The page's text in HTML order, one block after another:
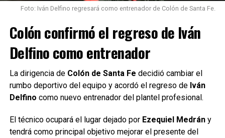
Foto: Iván Delfino regresará como entrenador de Colón de Santa Fe.
Colón confirmó el regreso de Iván
Delfino como entrenador
La dirigencia de Colón de Santa Fe decidió cambiar el
rumbo deportivo del equipo y acordó el regreso de Iván
Delfino como nuevo entrenador del plantel profesional.
El técnico ocupará el lugar dejado por Ezequiel Medrány
tendrá como principal objetivo mejorar el presente del